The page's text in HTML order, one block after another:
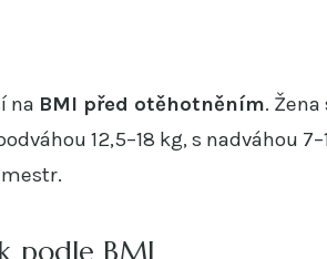
na BMI před otěhotněním.
12,5–18 kg, s nadváhou
podle BMI